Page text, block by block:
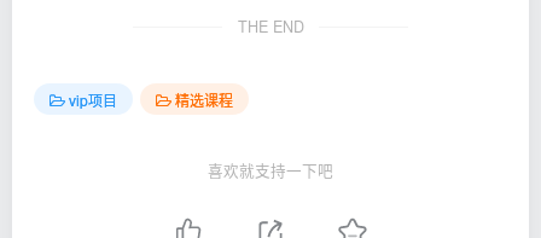
THE END
vip项目 精选课程
喜欢就支持一下吧